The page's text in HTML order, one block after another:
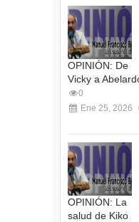
OPINIÓN: De
Vicky a
0
Ene 25, 2026
OPINIÓN: La
salud de Kiko